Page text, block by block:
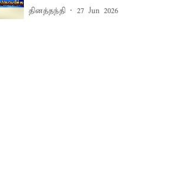
தினத்தந்தி 27 Jun 2026